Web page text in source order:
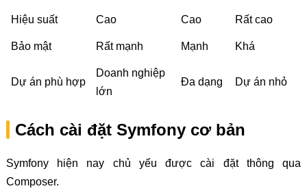
Hiệu suất Cao Cao Rất cao
Bảo mật Rất mạnh Mạnh Khá
Dự án phù hợp
Doanh nghiệp
lớn
Đa dạng Dự án nhỏ
Cách cài đặt Symfony cơ bản
Symfony hiện nay chủ yếu được cài đặt thông qua
Composer.